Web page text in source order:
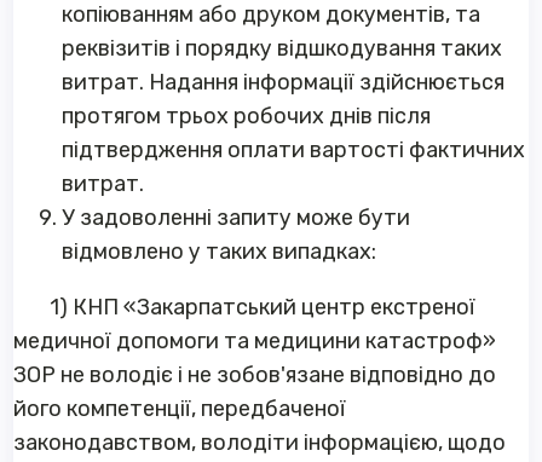
копіюванням або друком документів, та
реквізитів і порядку відшкодування таких
витрат. Надання інформації здійснюється
протягом трьох робочих днів після
підтвердження оплати вартості фактичних
витрат.
У задоволенні запиту може бути
відмовлено у таких випадках:
1) КНП «Закарпатський центр екстреної
медичної допомоги та медицини катастроф»
ЗОР не володіє і не зобов'язане відповідно до
його компетенції, передбаченої
законодавством, володіти інформацією, щодо